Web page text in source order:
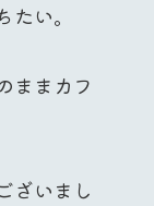
い。
ままカフ
ざいまし